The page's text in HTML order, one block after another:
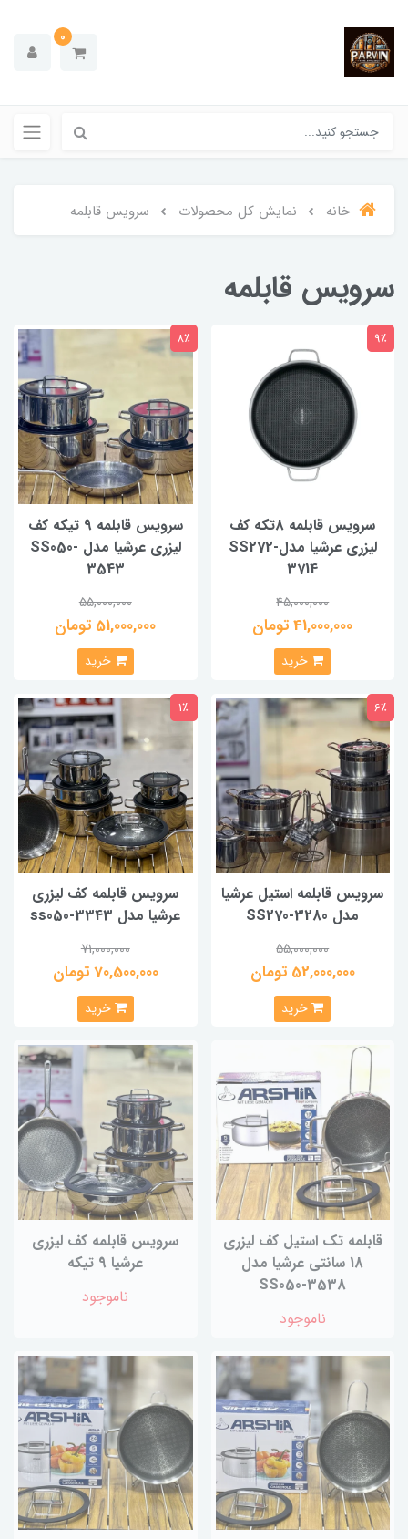
0
خانه نمایش کل محصولات سرویس قابلمه
سرویس قابلمه
سرویس قابلمه 8تکه کف
لیزری عرشیا مدلSS272-
3714
45,000,000
41,000,000 تومان
9٪
خرید
سرویس قابلمه 9 تیکه کف
لیزری عرشیا مدل SS050-
3543
55,000,000
51,000,000 تومان
8٪
خرید
سرویس قابلمه استیل عرشیا
مدل SS270-3280
55,000,000
52,000,000 تومان
6٪
خرید
سرویس قابلمه کف لیزری
عرشیا مدل ss050-3343
71,000,000
70,500,000 تومان
1٪
خرید
قابلمه تک استیل کف لیزری
18 سانتی عرشیا مدل
SS050-3538
ناموجود
سرویس قابلمه کف لیزری
عرشیا 9 تیکه
ناموجود